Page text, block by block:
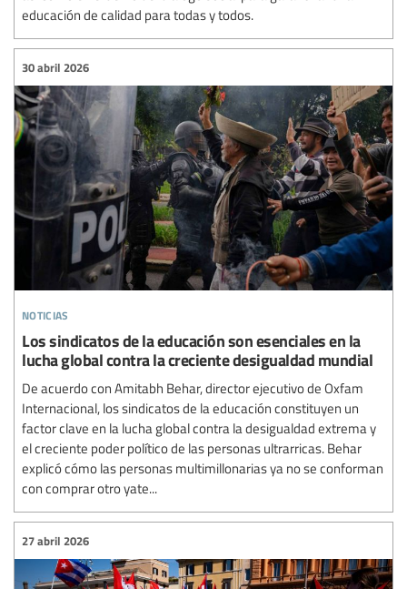
educación de calidad para todas y todos.
noticias
30 abril 2026
Los sindicatos de la educación son esenciales en la
lucha global contra la creciente desigualdad mundial
De acuerdo con Amitabh Behar, director ejecutivo de Oxfam
Internacional, los sindicatos de la educación constituyen un
factor clave en la lucha global contra la desigualdad extrema y
el creciente poder político de las personas ultrarricas. Behar
explicó cómo las personas multimillonarias ya no se conforman
con comprar otro yate...
27 abril 2026